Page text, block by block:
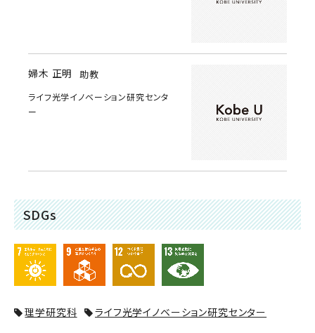
婦木 正明 助教
ライフ光学イノベーション研究センタ
ー
SDGs
理学研究科 ライフ光学イノベーション研究センター